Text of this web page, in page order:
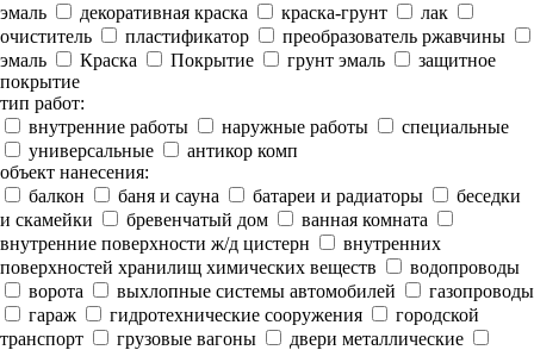
эмаль
декоративная краска краска-грунт
лак
очиститель
пластификатор
преобразователь ржавчины
эмаль
Краска Покрытие грунт эмаль
защитное
покрытие
тип работ:
внутренние работы
наружные работы
специальные
универсальные
антикор комп
объект нанесения:
балкон
баня и сауна батареи и радиаторы
беседки
и скамейки
бревенчатый дом
ванная комната
внутренние поверхности ж/д цистерн
внутренних
поверхностей хранилищ химических веществ
водопроводы
ворота
выхлопные системы автомобилей
газопроводы
гараж
гидротехнические сооружения
городской
транспорт
грузовые вагоны
двери металлические